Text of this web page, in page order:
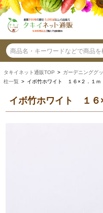
タキイネット通販TOP > ガーデニンググ
柱一覧 > イボ竹ホワイト １６×２．１ｍ
イボ竹ホワイト １６